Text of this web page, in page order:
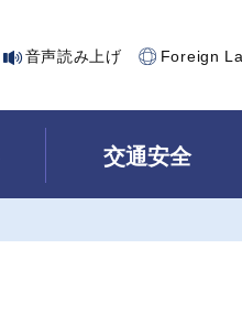
音声読み上げ Foreign
交通安全